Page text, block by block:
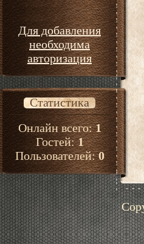
Для добавления
необходима
авторизация
Статистика
Онлайн всего:1
Гостей:1
Пользователей:0